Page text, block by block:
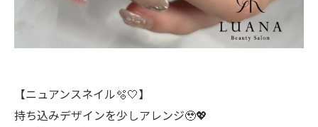
【ニュアンスネイル🫧‎🤍】
⁡持ち込みデザインを少しアレンジ🥹💖